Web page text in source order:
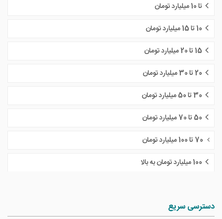
تا 10 میلیارد تومان
10 تا 15 میلیارد تومان
15 تا 20 میلیارد تومان
20 تا 30 میلیارد تومان
30 تا 50 میلیارد تومان
50 تا 70 میلیارد تومان
100 میلیارد تومان به بالا
دسترسی سریع